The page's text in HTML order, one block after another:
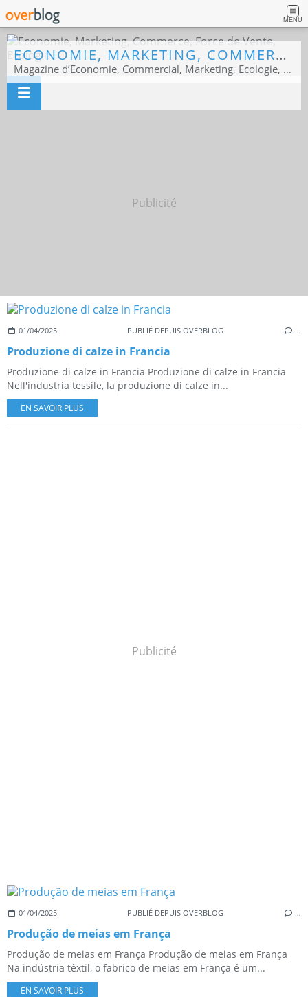
MENU
ECONOMIE, MARKETING, COMMERCE, FORCE DE VENTE, ECOLOGIE
Magazine d’Economie, Commercial, Marketing, Ecologie, Sport business
Publicité
01/04/2025 PUBLIÉ DEPUIS OVERBLOG …
Produzione di calze in Francia
Produzione di calze in Francia Produzione di calze in Francia
Nell'industria tessile, la produzione di calze in...
EN SAVOIR PLUS
Publicité
01/04/2025 PUBLIÉ DEPUIS OVERBLOG …
Produção de meias em França
Produção de meias em França Produção de meias em França
Na indústria têxtil, o fabrico de meias em França é um...
EN SAVOIR PLUS